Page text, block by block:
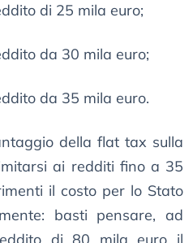
di 25 mila euro;
da 30 mila euro;
da 35 mila euro.
della flat tax sulla
ai redditi fino a 35
il costo per lo Stato
basti pensare, ad